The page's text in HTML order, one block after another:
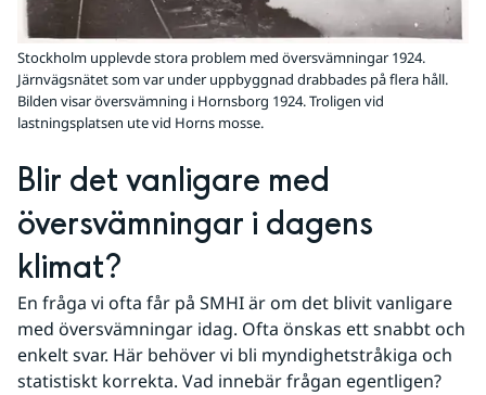
Stockholm upplevde stora problem med översvämningar 1924.
Järnvägsnätet som var under uppbyggnad drabbades på flera håll.
Bilden visar översvämning i Hornsborg 1924. Troligen vid
lastningsplatsen ute vid Horns mosse.
Blir det vanligare med
översvämningar i dagens
klimat?
En fråga vi ofta får på SMHI är om det blivit vanligare
med översvämningar idag. Ofta önskas ett snabbt och
enkelt svar. Här behöver vi bli myndighetstråkiga och
statistiskt korrekta. Vad innebär frågan egentligen?